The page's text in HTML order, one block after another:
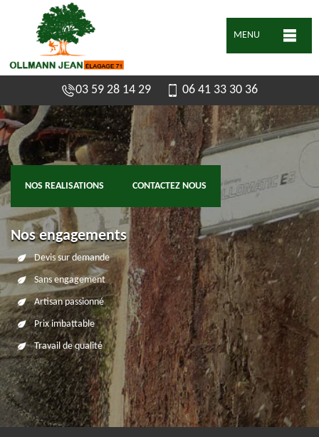
MENU
03 59 28 14 29 06 41 33 30 36
NOS REALISATIONS CONTACTEZ NOUS
Nos engagements
Devis sur demande
Sans engagement
Artisan passionné
Prix imbattable
Travail de qualité